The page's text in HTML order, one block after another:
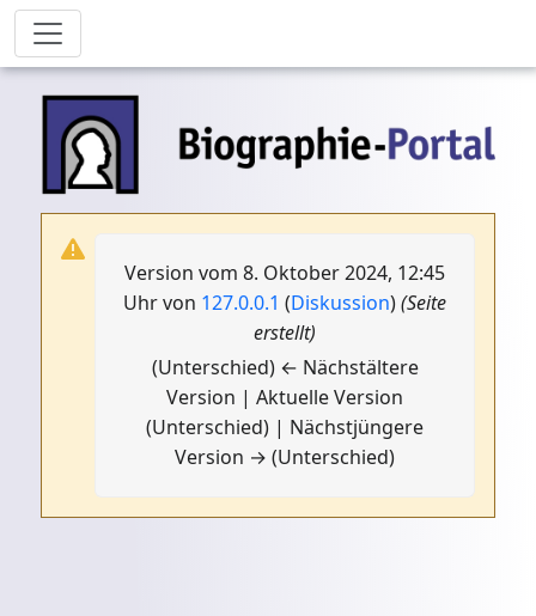
Version vom 8. Oktober 2024, 12:45
Uhr von 127.0.0.1 (Diskussion)(Seite
erstellt)
(Unterschied) ← Nächstältere
Version | Aktuelle Version
(Unterschied) | Nächstjüngere
Version → (Unterschied)